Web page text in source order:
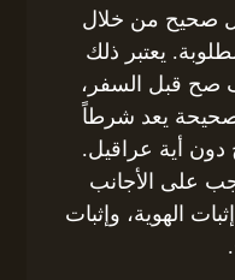
صحيح من خلال
يعتبر ذلك
صح قبل السفر،
يعد شرطاً
دون أية عراقيل.
على الأجانب
الهوية، وإثبات